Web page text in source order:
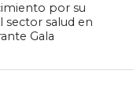
por su
sector salud en
Gala